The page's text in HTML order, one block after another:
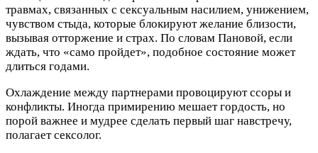
травмах, связанных с сексуальным насилием, унижением,
чувством стыда, которые блокируют желание близости,
вызывая отторжение и страх. По словам Пановой, если
ждать, что «само пройдет», подобное состояние может
длиться годами.
Охлаждение между партнерами провоцируют ссоры и
конфликты. Иногда примирению мешает гордость, но
порой важнее и мудрее сделать первый шаг навстречу,
полагает сексолог.